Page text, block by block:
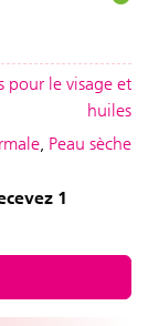
pour le visage et
huiles
, Peau sèche
1